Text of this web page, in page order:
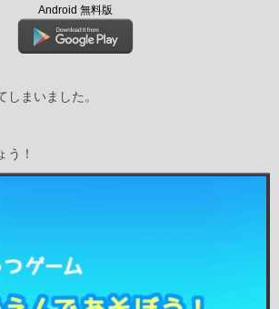
Android 無料版
しまいました。
う！